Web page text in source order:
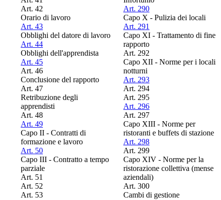
Art. 42
Orario di lavoro
Art. 43
Obblighi del datore di lavoro
Art. 44
Obblighi dell'apprendista
Art. 45
Art. 46
Conclusione del rapporto
Art. 47
Retribuzione degli
apprendisti
Art. 48
Art. 49
Capo II - Contratti di
formazione e lavoro
Art. 50
Capo III - Contratto a tempo
parziale
Art. 51
Art. 52
Art. 53
Art. 290
Capo X - Pulizia dei locali
Art. 291
Capo XI - Trattamento di fine
rapporto
Art. 292
Capo XII - Norme per i locali
notturni
Art. 293
Art. 294
Art. 295
Art. 296
Art. 297
Capo XIII - Norme per
ristoranti e buffets di stazione
Art. 298
Art. 299
Capo XIV - Norme per la
ristorazione collettiva (mense
aziendali)
Art. 300
Cambi di gestione